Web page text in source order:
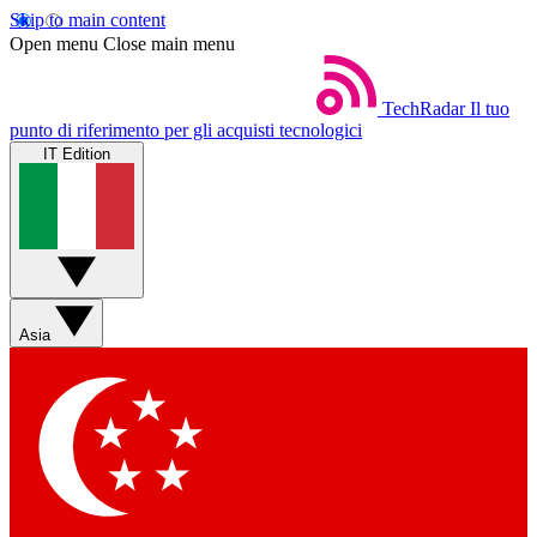
Skip to main content
Open menu Close main menu
TechRadar Il tuo
punto di riferimento per gli acquisti tecnologici
IT Edition
Asia